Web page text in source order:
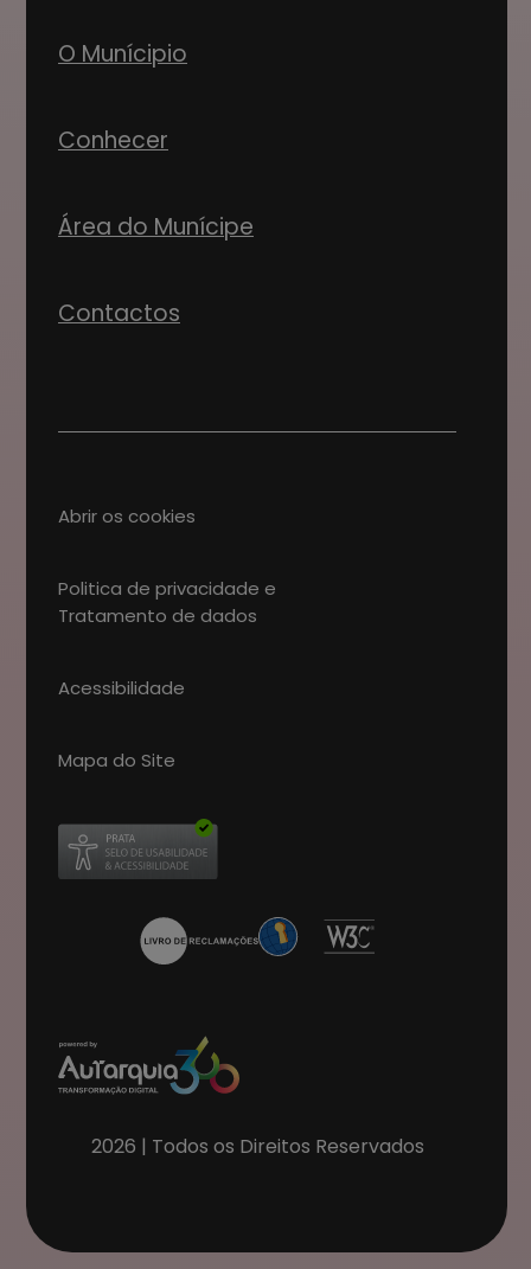
O Munícipio
Conhecer
Área do Munícipe
Contactos
Abrir os cookies
Politica de privacidade e
Tratamento de dados
Acessibilidade
Mapa do Site
Abre num novo separador
2026 | Todos os Direitos Reservados